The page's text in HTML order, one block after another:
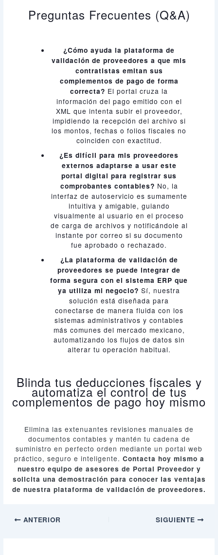
Preguntas Frecuentes (Q&A)
¿Cómo ayuda la plataforma de
validación de proveedores a que mis
contratistas emitan sus
complementos de pago de forma
correcta? El portal cruza la
información del pago emitido con el
XML que intenta subir el proveedor,
impidiendo la recepción del archivo si
los montos, fechas o folios fiscales no
coinciden con exactitud.
¿Es difícil para mis proveedores
externos adaptarse a usar este
portal digital para registrar sus
comprobantes contables? No, la
interfaz de autoservicio es sumamente
intuitiva y amigable, guiando
visualmente al usuario en el proceso
de carga de archivos y notificándole al
instante por correo si su documento
fue aprobado o rechazado.
¿La plataforma de validación de
proveedores se puede integrar de
forma segura con el sistema ERP que
ya utiliza mi negocio? Sí, nuestra
solución está diseñada para
conectarse de manera fluida con los
sistemas administrativos y contables
más comunes del mercado mexicano,
automatizando los flujos de datos sin
alterar tu operación habitual.
Blinda tus deducciones fiscales y
automatiza el control de tus
complementos de pago hoy mismo
Elimina las extenuantes revisiones manuales de
documentos contables y mantén tu cadena de
suministro en perfecto orden mediante un portal web
práctico, seguro e inteligente. Contacta hoy mismo a
nuestro equipo de asesores de Portal Proveedor y
solicita una demostración para conocer las ventajas
de nuestra plataforma de validación de proveedores.
ANTERIOR SIGUIENTE